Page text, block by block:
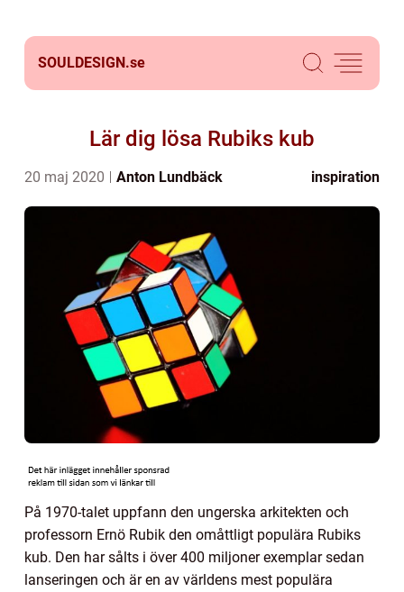
SOULDESIGN.se
Lär dig lösa Rubiks kub
20 maj 2020 Anton Lundbäck inspiration
På 1970-talet uppfann den ungerska arkitekten och
professorn Ernö Rubik den omåttligt populära Rubiks
kub. Den har sålts i över 400 miljoner exemplar sedan
lanseringen och är en av världens mest populära